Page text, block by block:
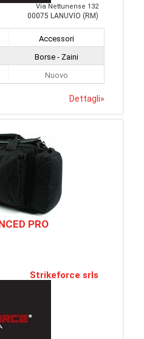
Via Nettunense 132
00075 LANUVIO (RM)
Accessori
Borse - Zaini
Nuovo
Dettagli»
PRO
Strikeforce srls